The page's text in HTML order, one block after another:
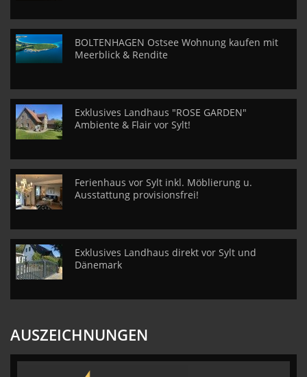
BOLTENHAGEN Ostsee Wohnung kaufen mit
Meerblick & Rendite
Exklusives Landhaus "ROSE GARDEN"
Ambiente & Flair vor Sylt!
Ferienhaus vor Sylt inkl. Möblierung u.
Ausstattung provisionsfrei!
Exklusives Landhaus direkt vor Sylt und
Dänemark
AUSZEICHNUNGEN